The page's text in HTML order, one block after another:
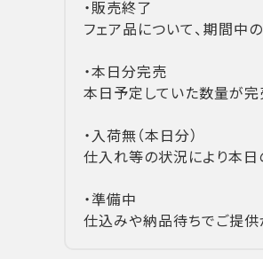
・販売終了
フェア品について、期間
・本日分完売
本日予定していた数量が
・入荷無（本日分）
仕入れ等の状況により本
・準備中
仕込みや納品待ちでご提